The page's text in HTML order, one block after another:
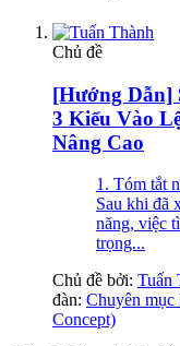
Chủ đề
[Hướng Dẫn]
3 Kiểu Vào
Nâng Cao
1. Tóm tắt
Sau khi đã
năng, việc
trọng...
Chủ đề bởi: Tuấn
đàn: Chuyên mục
Concept)